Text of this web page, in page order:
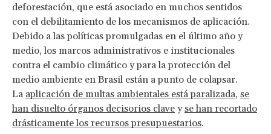
deforestación, que está asociado en muchos sentidos
con el debilitamiento de los mecanismos de aplicación.
Debido a las políticas promulgadas en el último año y
medio, los marcos administrativos e institucionales
contra el cambio climático y para la protección del
medio ambiente en Brasil están a punto de colapsar.
La aplicación de multas ambientales está paralizada, se
han disuelto órganos decisorios clave yse han recortado
drásticamente los recursos presupuestarios.